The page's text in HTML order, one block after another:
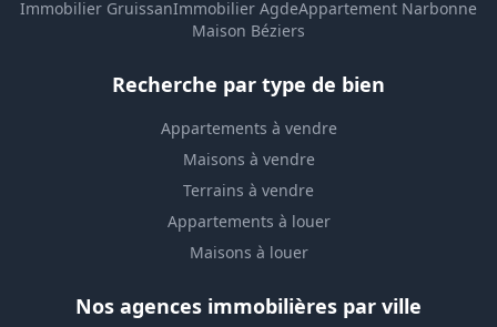
Immobilier GruissanImmobilier AgdeAppartement Narbonne
Maison Béziers
Recherche par type de bien
Appartements à vendre
Maisons à vendre
Terrains à vendre
Appartements à louer
Maisons à louer
Nos agences immobilières par ville